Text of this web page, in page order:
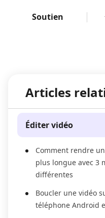
Soutien
Articles
Éditer vidéo
Comment rendre
plus longue avec 3
différentes
Boucler une vidéo
téléphone Android